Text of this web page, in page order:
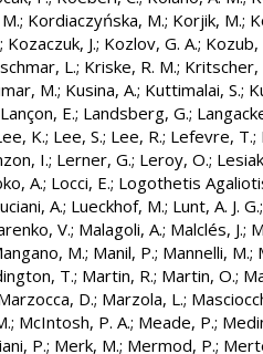
; Kordiaczyńska, M.; Korjik, M.;
; Kozaczuk, J.; Kozlov, G. A.; Kozub,
L.; Kriske, R. M.; Kritscher,
M.; Kusina, A.; Kuttimalai, S.;
Lançon, E.; Landsberg, G.;
K.; Lee, S.; Lee, R.; Lefevre, T.;
I.; Lerner, G.; Leroy, O.;
A.; Locci, E.; Logothetis
A.; Lueckhof, M.; Lunt, A. J. G.
V.; Malagoli, A.; Malclés, J.;
M.; Manil, P.; Mannelli, M.;
T.; Martin, R.; Martin, O.;
D.; Marzola, L.;
; McIntosh, P. A.; Meade, P.;
P.; Merk, M.; Mermod, P.;